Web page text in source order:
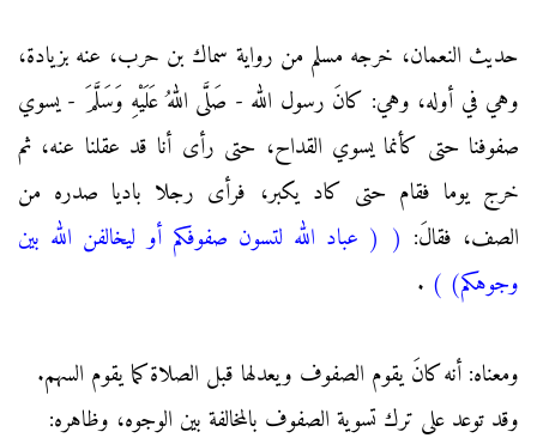
حديث النعمان، خرجه مسلم من رواية سماك بن حرب، عنه بزيادة،
وهي في أوله، وهي: كانَ رسول الله - صَلَّى اللهُ عَلَيْهِ وَسَلَّمَ - يسوي
صفوفنا حتى كأنما يسوي القداح، حتى رأى أنا قد عقلنا عنه، ثم
خرج يوما فقام حتى كاد يكبر، فرأى رجلا باديا صدره من
الصف، فقالَ: ( ( عباد الله لتسون صفوفكم أو ليخالفن الله بين
وجوهكم) )
.
ومعناه: أنه كانَ يقوم الصفوف ويعدلها قبل الصلاة كما يقوم السهم.
وقد توعد على ترك تسوية الصفوف بالمخالفة بين الوجوه، وظاهره: